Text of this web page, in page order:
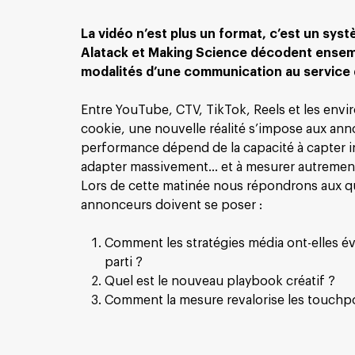
La vidéo n’est plus un format, c’est un
Alatack et Making Science décodent
modalités d’une communication au
Entre YouTube, CTV, TikTok, Reels et les
cookie, une nouvelle réalité s’impose aux
performance dépend de la capacité à capter
adapter massivement… et à mesurer
Lors de cette matinée nous répondrons aux
annonceurs doivent se poser :
Comment les stratégies média ont-elles
parti ?
Quel est le nouveau playbook créatif ?
Comment la mesure revalorise les